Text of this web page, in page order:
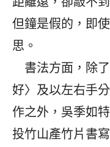
但鐘是假的，即
思。
書法方面，除
好〉及以左右手
作之外，吳季如
投竹山產竹片書